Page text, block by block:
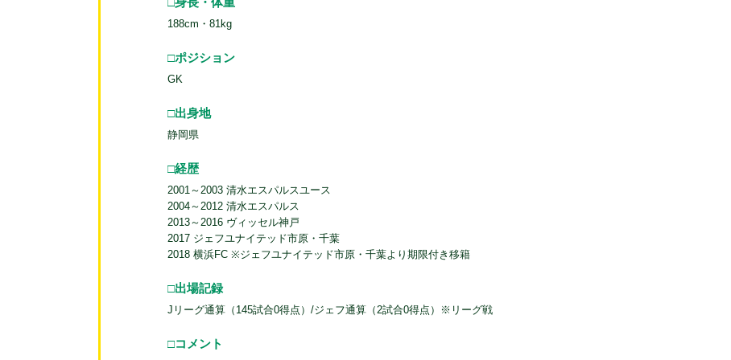
188cm・81kg
□ポジション
GK
□出身地
静岡県
□経歴
2001～2003 清水エスパルスユース
2004～2012 清水エスパルス
2013～2016 ヴィッセル神戸
2017 ジェフユナイテッド市原・千葉
2018 横浜FC ※ジェフユナイテッド市原・千葉より期限付き移籍
□出場記録
Jリーグ通算（145試合0得点）/ジェフ通算（2試合0得点）※リーグ戦
□コメント